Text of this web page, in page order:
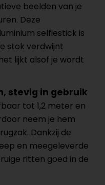
beelden van je
Deze
selfiestick is
stok verdwijnt
lijkt alsof je wordt
stevig in gebruik
tot 1,2 meter en
neem je hem
Dankzij de
en meegeleverde
ritten goed in de